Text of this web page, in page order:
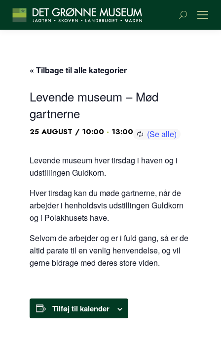
Søge:
« Tilbage til alle kategorier
Levende museum – Mød
gartnerne
25 AUGUST / 10:00 - 13:00
Levende museum hver tirsdag i haven og i
udstillingen Guldkorn.
Hver tirsdag kan du møde gartnerne, når de
arbejder i henholdsvis udstillingen Guldkorn
og i Polakhusets have.
Selvom de arbejder og er i fuld gang, så er de
altid parate til en venlig henvendelse, og vil
gerne bidrage med deres store viden.
Tilføj til kalender